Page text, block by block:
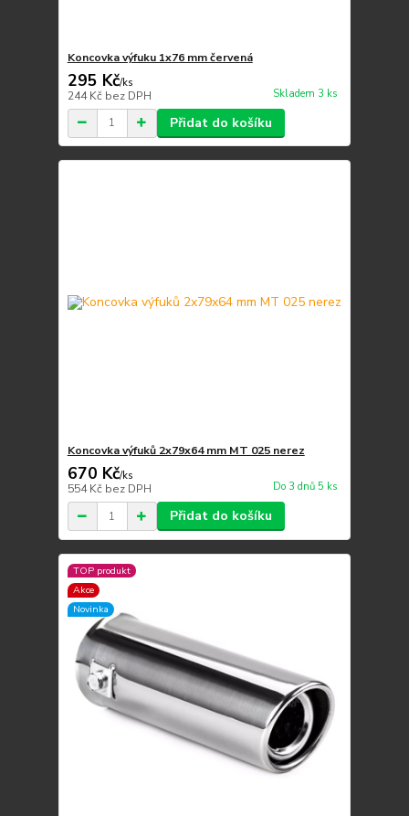
Koncovka výfuku 1x76 mm červená
295 Kč/ks
244 Kč bez DPH Skladem 3 ks
Přidat do košíku
Koncovka výfuků 2x79x64 mm MT 025 nerez
670 Kč/ks
554 Kč bez DPH Do 3 dnů 5 ks
Přidat do košíku
TOP produkt
Akce
Novinka